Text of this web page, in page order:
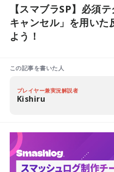
【スマブラSP】必須
キャンセル」を用いた
よう！
この記事を書いた人
プレイヤー兼実況解説者
Kishiru